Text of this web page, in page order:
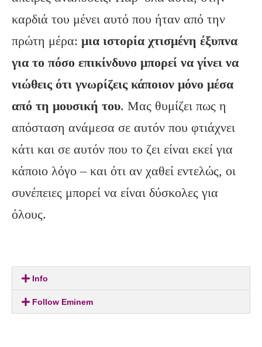
καρδιά του μένει αυτό που ήταν από την
πρώτη μέρα: μια ιστορία χτισμένη έξυπνα
για το πόσο επικίνδυνο μπορεί να γίνει να
νιώθεις ότι γνωρίζεις κάποιον μόνο μέσα
από τη μουσική του. Μας θυμίζει πως η
απόσταση ανάμεσα σε αυτόν που φτιάχνει
κάτι και σε αυτόν που το ζει είναι εκεί για
κάποιο λόγο – και ότι αν χαθεί εντελώς, οι
συνέπειες μπορεί να είναι δύσκολες για
όλους.
Info
Follow Eminem